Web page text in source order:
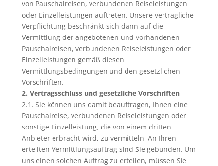
von Pauschalreisen, verbundenen Reiseleistungen
oder Einzelleistungen auftreten. Unsere vertragliche
Verpflichtung beschränkt sich dann auf die
Vermittlung der angebotenen und vorhandenen
Pauschalreisen, verbundenen Reiseleistungen oder
Einzelleistungen gemäß diesen
Vermittlungsbedingungen und den gesetzlichen
Vorschriften.
2. Vertragsschluss und gesetzliche Vorschriften
2.1. Sie können uns damit beauftragen, Ihnen eine
Pauschalreise, verbundenen Reiseleistungen oder
sonstige Einzelleistung, die von einem dritten
Anbieter erbracht wird, zu vermitteln. An Ihren
erteilten Vermittlungsauftrag sind Sie gebunden. Um
uns einen solchen Auftrag zu erteilen, müssen Sie